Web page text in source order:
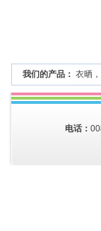
我们的产品： 衣晒 ，
电话：